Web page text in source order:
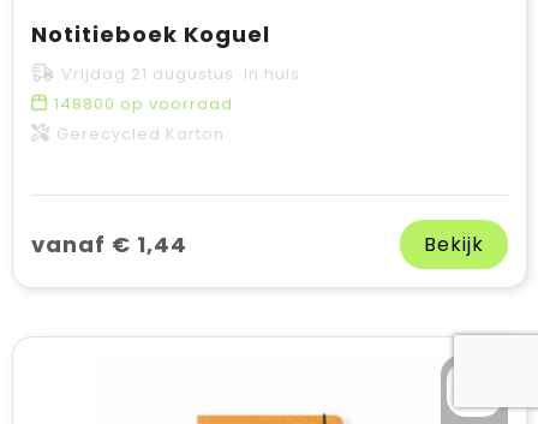
Notitieboek Koguel
Vrijdag 21 augustus in huis
148800 op voorraad
Gerecycled Karton
vanaf € 1,44 Bekijk